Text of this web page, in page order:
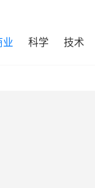
业 科学 技术